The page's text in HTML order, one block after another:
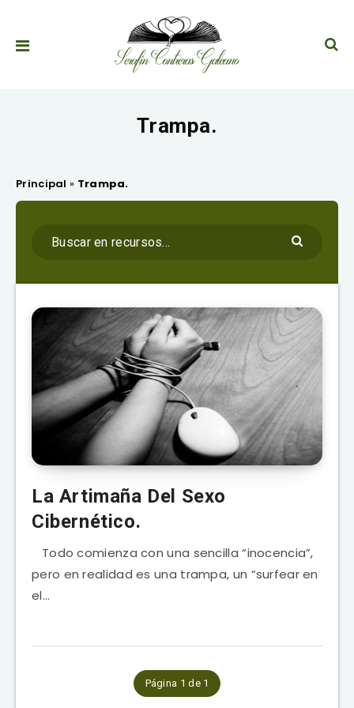
Trampa.
Principal » Trampa.
La Artimaña Del Sexo
Cibernético.
Todo comienza con una sencilla “inocencia”,
pero en realidad es una trampa, un “surfear en
el…
Página 1 de 1